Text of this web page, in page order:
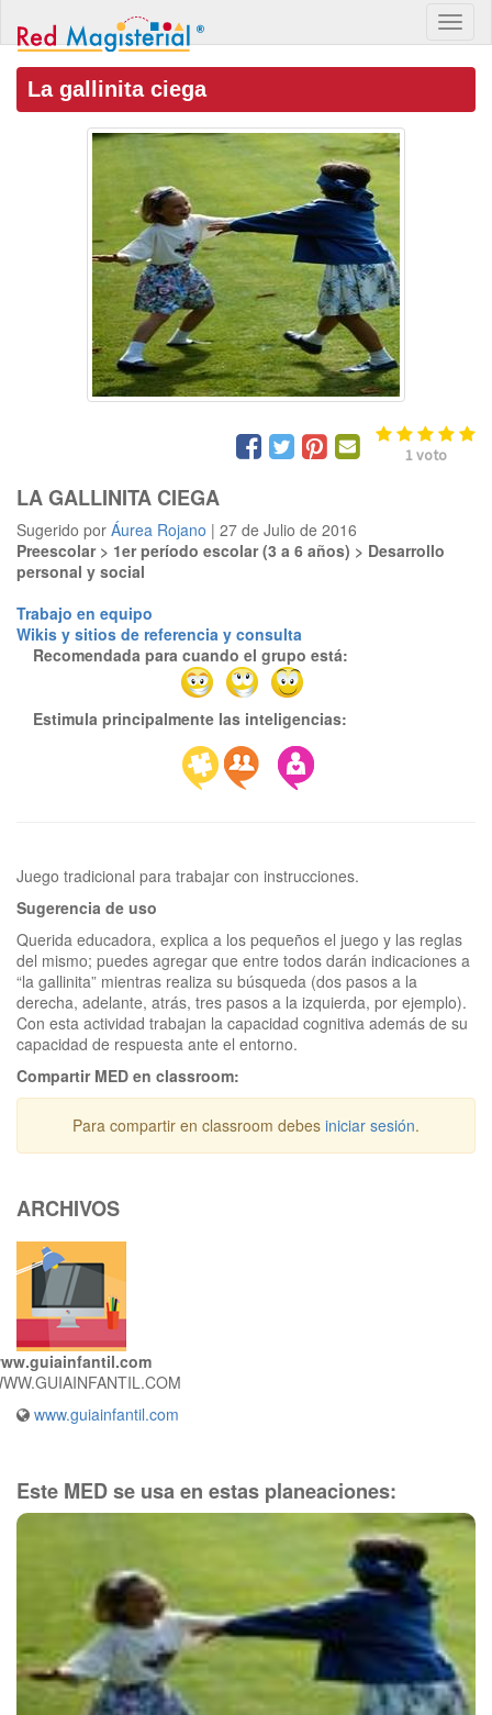
La gallinita ciega
1voto
LA GALLINITA CIEGA
Sugerido por Áurea Rojano | 27 de Julio de 2016
Preescolar > 1er período escolar (3 a 6 años) > Desarrollo
personal y social
Trabajo en equipo
Wikis y sitios de referencia y consulta
Recomendada para cuando el grupo está:
Estimula principalmente las inteligencias:
Sugerencia de uso
Querida educadora, explica a los pequeños el juego y las reglas
del mismo; puedes agregar que entre todos darán indicaciones a
“la gallinita” mientras realiza su búsqueda (dos pasos a la
derecha, adelante, atrás, tres pasos a la izquierda, por ejemplo).
Con esta actividad trabajan la capacidad cognitiva además de su
capacidad de respuesta ante el entorno.
Compartir MED en classroom:
Para compartir en classroom debes iniciar sesión.
ARCHIVOS
www.guiainfantil.com
Este MED se usa en estas planeaciones: